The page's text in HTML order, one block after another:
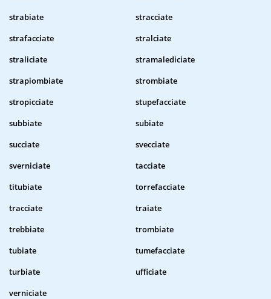
strabiate
stracciate
strafacciate
stralciate
straliciate
stramalediciate
strapiombiate
strombiate
stropicciate
stupefacciate
subbiate
subiate
succiate
svecciate
sverniciate
tacciate
titubiate
torrefacciate
tracciate
traiate
trebbiate
trombiate
tubiate
tumefacciate
turbiate
ufficiate
verniciate